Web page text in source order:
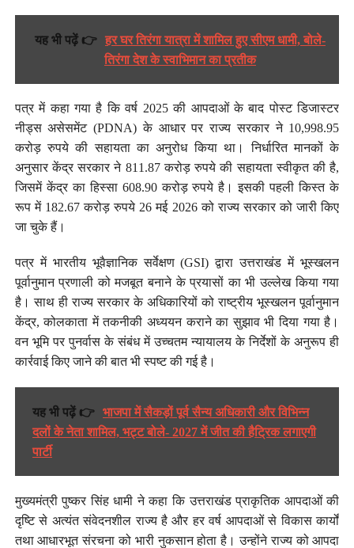
यह भी पढ़ें 👉 हर घर तिरंगा यात्रा में शामिल हुए सीएम धामी, बोले-
तिरंगा देश के स्वाभिमान का प्रतीक
पत्र में कहा गया है कि वर्ष 2025 की आपदाओं के बाद पोस्ट डिजास्टर
नीड्स असेसमेंट (PDNA) के आधार पर राज्य सरकार ने 10,998.95
करोड़ रुपये की सहायता का अनुरोध किया था। निर्धारित मानकों के
अनुसार केंद्र सरकार ने 811.87 करोड़ रुपये की सहायता स्वीकृत की है,
जिसमें केंद्र का हिस्सा 608.90 करोड़ रुपये है। इसकी पहली किस्त के
रूप में 182.67 करोड़ रुपये 26 मई 2026 को राज्य सरकार को जारी किए
जा चुके हैं।
पत्र में भारतीय भूवैज्ञानिक सर्वेक्षण (GSI) द्वारा उत्तराखंड में भूस्खलन
पूर्वानुमान प्रणाली को मजबूत बनाने के प्रयासों का भी उल्लेख किया गया
है। साथ ही राज्य सरकार के अधिकारियों को राष्ट्रीय भूस्खलन पूर्वानुमान
केंद्र, कोलकाता में तकनीकी अध्ययन कराने का सुझाव भी दिया गया है।
वन भूमि पर पुनर्वास के संबंध में उच्चतम न्यायालय के निर्देशों के अनुरूप ही
कार्रवाई किए जाने की बात भी स्पष्ट की गई है।
यह भी पढ़ें 👉 भाजपा में सैकड़ों पूर्व सैन्य अधिकारी और विभिन्न
दलों के नेता शामिल, भट्ट बोले- 2027 में जीत की हैट्रिक लगाएगी
पार्टी
मुख्यमंत्री पुष्कर सिंह धामी ने कहा कि उत्तराखंड प्राकृतिक आपदाओं की
दृष्टि से अत्यंत संवेदनशील राज्य है और हर वर्ष आपदाओं से विकास कार्यों
तथा आधारभूत संरचना को भारी नुकसान होता है। उन्होंने राज्य को आपदा